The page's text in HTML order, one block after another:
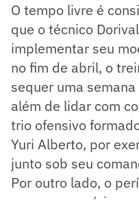
O tempo livre é
que o técnico
implementar seu
no fim de abril, o
sequer uma
além de lidar com
trio ofensivo
Yuri Alberto, por
junto sob seu
Por outro lado, o